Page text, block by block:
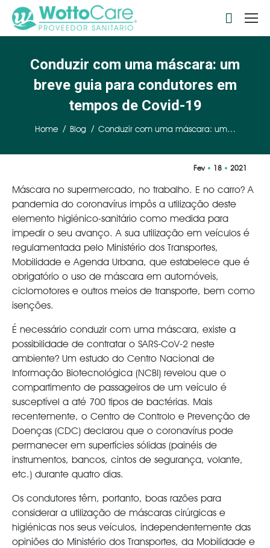
Search:
Conduzir com uma máscara: um
breve guia para condutores em
tempos de Covid-19
You are here:
Home Blog Conduzir com uma máscara: um…
Fev 18 2021
Máscara no supermercado, no trabalho. E no carro? A
pandemia do coronavírus impôs a utilização deste
elemento higiénico-sanitário como medida para
impedir o seu avanço. A sua utilização em veículos é
regulamentada pelo Ministério dos Transportes,
Mobilidade e Agenda Urbana, que estabelece que é
obrigatório o uso de máscara em automóveis,
ciclomotores e outros meios de transporte, bem como
isenções.
É necessário conduzir com uma máscara, existe a
possibilidade de contratar o SARS-CoV-2 neste
ambiente? Um estudo do Centro Nacional de
Informação Biotecnológica (NCBI) revelou que o
compartimento de passageiros de um veículo é
susceptível a até 700 tipos de bactérias. Mais
recentemente, o Centro de Controlo e Prevenção de
Doenças (CDC) declarou que o coronavírus pode
permanecer em superfícies sólidas (painéis de
instrumentos, bancos, cintos de segurança, volante,
etc.) durante quatro dias.
Os condutores têm, portanto, boas razões para
considerar a utilização de máscaras cirúrgicas e
higiénicas nos seus veículos, independentemente das
opiniões do Ministério dos Transportes, da Mobilidade e